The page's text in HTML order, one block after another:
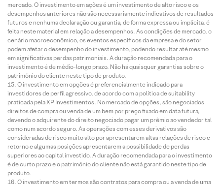
mercado. O investimento em ações é um investimento de alto risco e os
desempenhos anteriores não são necessariamente indicativos de resultados
futuros e nenhuma declaração ou garantia, de forma expressa ou implícita, é
feita neste material em relação a desempenhos. As condições de mercado, o
cenário macroeconômico, os eventos específicos da empresa e do setor
podem afetar o desempenho do investimento, podendo resultar até mesmo
em significativas perdas patrimoniais. A duração recomendada para o
investimento é de médio-longo prazo. Não há quaisquer garantias sobre o
patrimônio do cliente neste tipo de produto.
O investimento em opções é preferencialmente indicado para
investidores de perfil agressivo, de acordo com a política de suitability
praticada pela XP Investimentos. No mercado de opções, são negociados
direitos de compra ou venda de um bem por preço fixado em data futura,
devendo o adquirente do direito negociado pagar um prêmio ao vendedor tal
como num acordo seguro. As operações com esses derivativos são
consideradas de risco muito alto por apresentarem altas relações de risco e
retorno e algumas posições apresentarem a possibilidade de perdas
superiores ao capital investido. A duração recomendada para o investimento
é de curto prazo e o patrimônio do cliente não está garantido neste tipo de
produto.
O investimento em termos são contratos para compra ou a venda de uma